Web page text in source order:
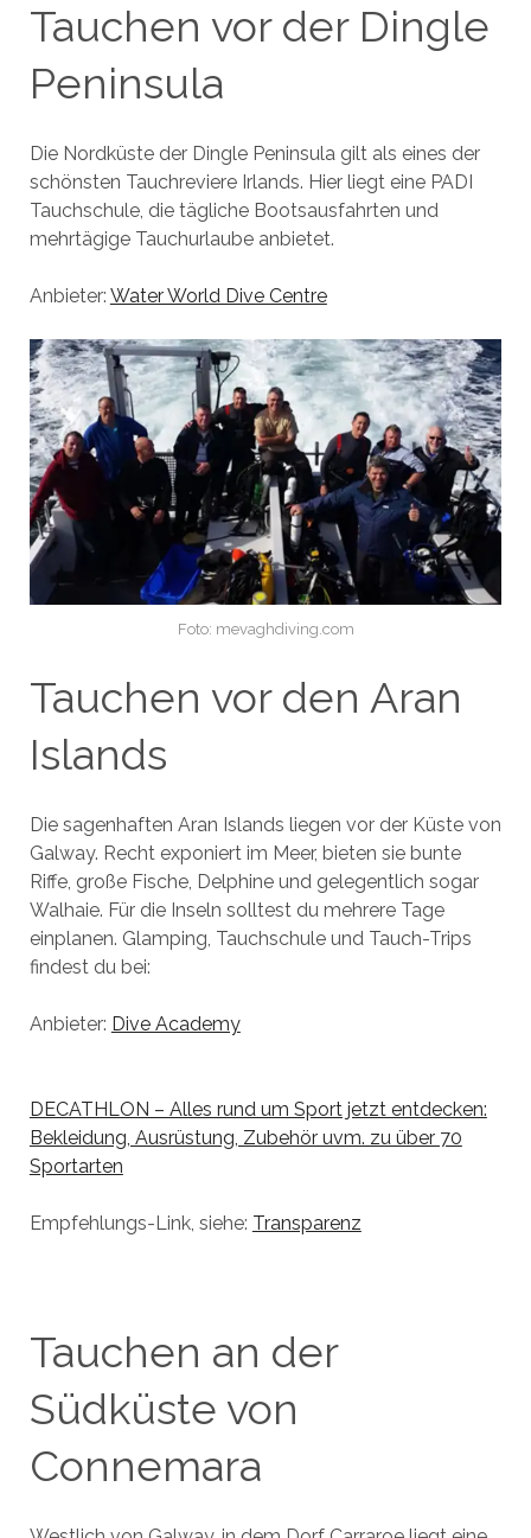
Tauchen vor der Dingle
Peninsula
Die Nordküste der Dingle Peninsula gilt als eines der
schönsten Tauchreviere Irlands. Hier liegt eine PADI
Tauchschule, die tägliche Bootsausfahrten und
mehrtägige Tauchurlaube anbietet.
Anbieter: Water World Dive Centre
Foto: mevaghdiving.com
Tauchen vor den Aran
Islands
Die sagenhaften Aran Islands liegen vor der Küste von
Galway. Recht exponiert im Meer, bieten sie bunte
Riffe, große Fische, Delphine und gelegentlich sogar
Walhaie. Für die Inseln solltest du mehrere Tage
einplanen. Glamping, Tauchschule und Tauch-Trips
findest du bei:
Anbieter: Dive Academy
DECATHLON – Alles rund um Sport jetzt entdecken:
Bekleidung, Ausrüstung, Zubehör uvm. zu über 70
Sportarten
Empfehlungs-Link, siehe: Transparenz
Tauchen an der
Südküste von
Connemara